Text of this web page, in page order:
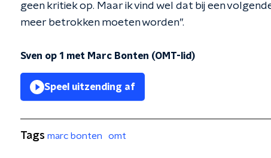
geen kritiek op. Maar ik vind wel dat bij een
meer betrokken moeten worden’’.
Sven op 1 met Marc Bonten (OMT-lid)
Speel uitzending af
Tags marc bonten omt